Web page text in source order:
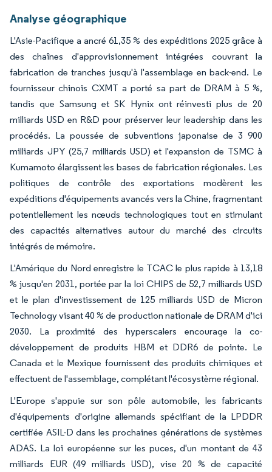
Analyse géographique
L'Asie-Pacifique a ancré 61,35 % des expéditions 2025 grâce à
des chaînes d'approvisionnement intégrées couvrant la
fabrication de tranches jusqu'à l'assemblage en back-end. Le
fournisseur chinois CXMT a porté sa part de DRAM à 5 %,
tandis que Samsung et SK Hynix ont réinvesti plus de 20
milliards USD en R&D pour préserver leur leadership dans les
procédés. La poussée de subventions japonaise de 3 900
milliards JPY (25,7 milliards USD) et l'expansion de TSMC à
Kumamoto élargissent les bases de fabrication régionales. Les
politiques de contrôle des exportations modèrent les
expéditions d'équipements avancés vers la Chine, fragmentant
potentiellement les nœuds technologiques tout en stimulant
des capacités alternatives autour du marché des circuits
intégrés de mémoire.
L'Amérique du Nord enregistre le TCAC le plus rapide à 13,18
% jusqu'en 2031, portée par la loi CHIPS de 52,7 milliards USD
et le plan d'investissement de 125 milliards USD de Micron
Technology visant 40 % de production nationale de DRAM d'ici
2030. La proximité des hyperscalers encourage la co-
développement de produits HBM et DDR6 de pointe. Le
Canada et le Mexique fournissent des produits chimiques et
effectuent de l'assemblage, complétant l'écosystème régional.
L'Europe s'appuie sur son pôle automobile, les fabricants
d'équipements d'origine allemands spécifiant de la LPDDR
certifiée ASIL-D dans les prochaines générations de systèmes
ADAS. La loi européenne sur les puces, d'un montant de 43
milliards EUR (49 milliards USD), vise 20 % de capacité